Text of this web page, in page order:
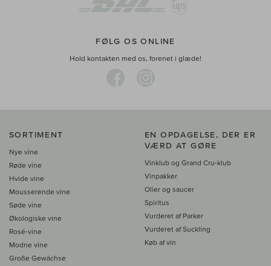
FØLG OS ONLINE
Hold kontakten med os, forenet i glæde!
SORTIMENT
Nye vine
Røde vine
Hvide vine
Mousserende vine
Søde vine
Økologiske vine
Rosé-vine
Modne vine
Große Gewächse
EN OPDAGELSE, DER ER
VÆRD AT GØRE
Vinklub og Grand Cru-klub
Vinpakker
Olier og saucer
Spiritus
Vurderet af Parker
Vurderet af Suckling
Køb af vin